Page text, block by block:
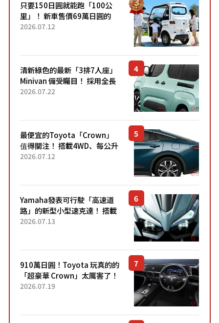
只要150日圓就能跑「100公
里」！ 新車售價69萬日圓的
「3人座」Trike大受歡迎！ 順
2026.07.12
清新綠色的最新「3排7人座」
Minivan 備受矚目！ 採用全長
4.7公尺剛剛好的車身尺寸與
2026.07.22
最便宜的Toyota「Crown」
值得關注！ 搭載4WD、每公升
22.4公里低油耗表現超亮眼！
2026.07.12
Yamaha發表可行駛「高速道
路」的新型小型速克達！ 搭載
能享受超強勁「渦輪感」的動
2026.07.13
910萬日圓！Toyota 玩真的的
「超豪華 Crown」太厲害了！
採用由「匠人技藝」打造的
2026.07.19